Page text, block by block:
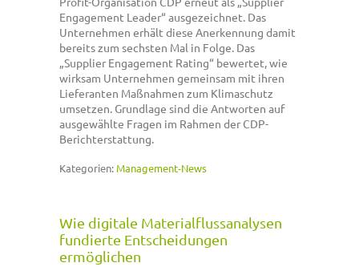
Engagement Leader“ ausgezeichnet. Das
Unternehmen erhält diese Anerkennung damit
bereits zum sechsten Mal in Folge. Das
„Supplier Engagement Rating“ bewertet, wie
wirksam Unternehmen gemeinsam mit ihren
Lieferanten Maßnahmen zum Klimaschutz
umsetzen. Grundlage sind die Antworten auf
ausgewählte Fragen im Rahmen der CDP-
Berichterstattung.
Kategorien: Management-News
Wie digitale Materialflussanalysen
fundierte Entscheidungen
ermöglichen